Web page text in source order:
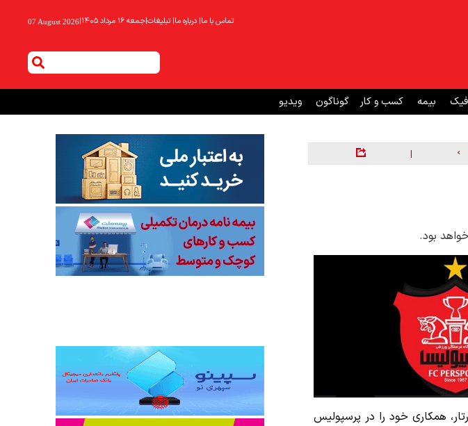
تماس با ما| درباره ما| تبلیغات|جمعه ۱۶ مرداد ۱۴۰۵ |
07 August 2026
بیمه کسب و کار گوناگون ویدیو
|
بود.
همکاری خود را در پرسپولیس